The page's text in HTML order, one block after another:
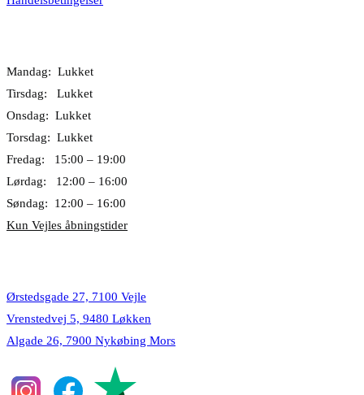
Mandag: Lukket
Tirsdag: Lukket
Onsdag: Lukket
Torsdag: Lukket
Fredag: 15:00 – 19:00
Lørdag: 12:00 – 16:00
Søndag: 12:00 – 16:00
Kun Vejles åbningstider
Ørstedsgade 27, 7100 Vejle
Vrenstedvej 5, 9480 Løkken
Algade 26, 7900 Nykøbing Mors